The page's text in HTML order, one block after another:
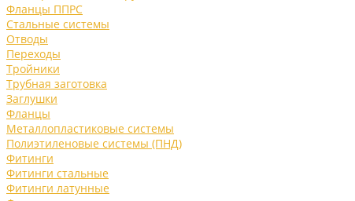
Фланцы ППРС
Стальные системы
Отводы
Переходы
Тройники
Трубная заготовка
Заглушки
Фланцы
Металлопластиковые системы
Полиэтиленовые системы (ПНД)
Фитинги
Фитинги стальные
Фитинги латунные